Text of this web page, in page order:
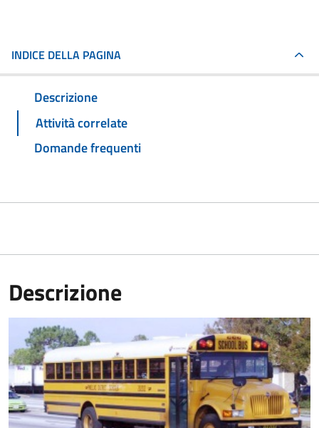
INDICE DELLA PAGINA
Descrizione
Attività correlate
Domande frequenti
Descrizione